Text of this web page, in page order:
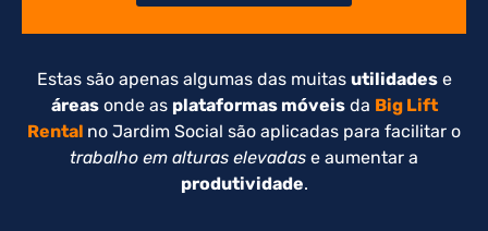
Estas são apenas algumas das muitas utilidadese
áreasonde as plataformas móveisda Big Lift
Rental no Jardim Social são aplicadas para facilitar o
trabalho em alturas elevadas e aumentar a
produtividade.